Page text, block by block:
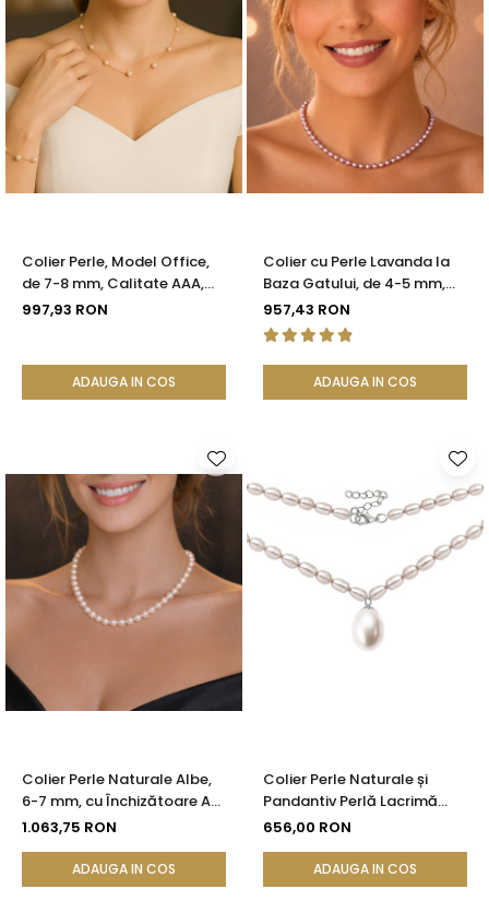
Colier Perle, Model Office,
de 7-8 mm, Calitate AAA,
Aur 14K | KASKADDA®
997,93 RON
ADAUGA IN COS
Colier cu Perle Lavanda la
Baza Gatului, de 4-5 mm,
Perle Rare, Calitate AAA+,
Aur 14K | KASKADDA®
957,43 RON
ADAUGA IN COS
Colier Perle Naturale Albe,
6-7 mm, cu Închizătoare Aur
14K (aur 585) | KASKADDA®
1.063,75 RON
ADAUGA IN COS
Colier Perle Naturale și
Pandantiv Perlă Lacrimă
Albă Rară, Argint 925, Model
656,00 RON
ADAUGA IN COS